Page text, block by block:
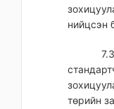
нийцсэн
төрийн